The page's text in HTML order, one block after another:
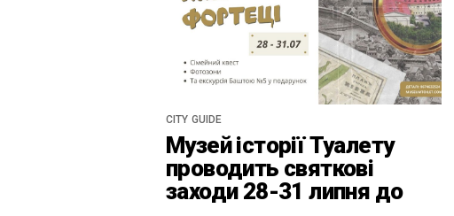
CITY GUIDE
Музей історії Туалету
проводить святкові
заходи 28-31 липня до